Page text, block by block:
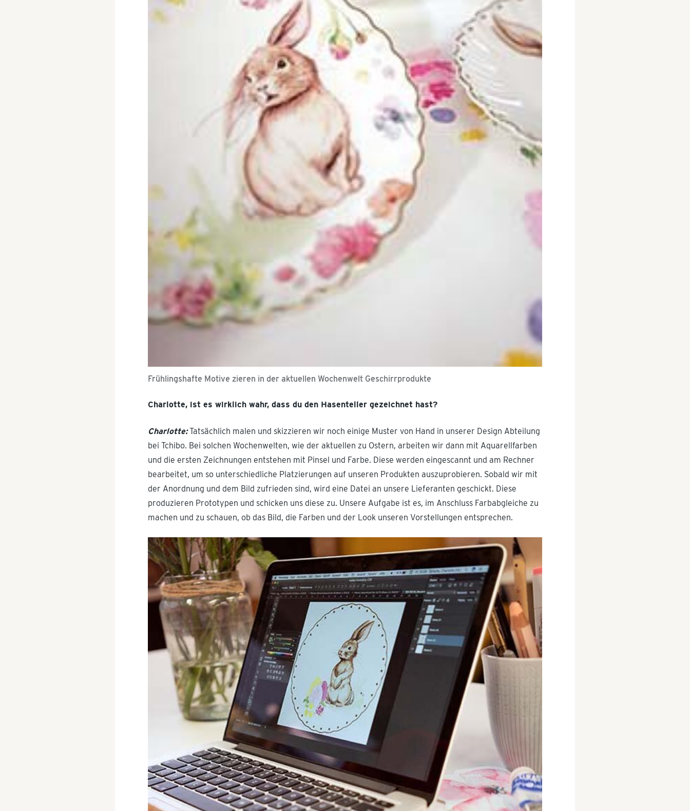
Frühlingshafte Motive zieren in der aktuellen Wochenwelt Geschirrprodukte
Charlotte, ist es wirklich wahr, dass du den Hasenteller gezeichnet hast?
Charlotte:Tatsächlich malen und skizzieren wir noch einige Muster von Hand in unserer Design Abteilung
bei Tchibo. Bei solchen Wochenwelten, wie der aktuellen zu Ostern, arbeiten wir dann mit Aquarellfarben
und die ersten Zeichnungen entstehen mit Pinsel und Farbe. Diese werden eingescannt und am Rechner
bearbeitet, um so unterschiedliche Platzierungen auf unseren Produkten auszuprobieren. Sobald wir mit
der Anordnung und dem Bild zufrieden sind, wird eine Datei an unsere Lieferanten geschickt. Diese
produzieren Prototypen und schicken uns diese zu. Unsere Aufgabe ist es, im Anschluss Farbabgleiche zu
machen und zu schauen, ob das Bild, die Farben und der Look unseren Vorstellungen entsprechen.